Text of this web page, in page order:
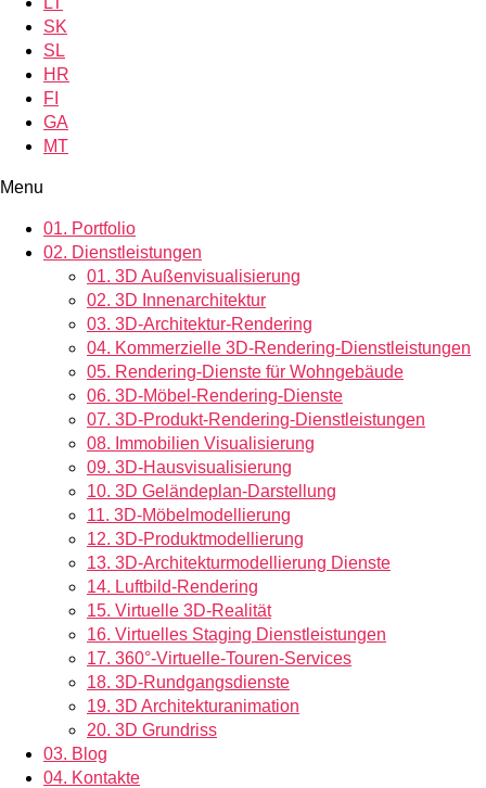
SK
SL
HR
FI
GA
MT
Menu
01. Portfolio
02. Dienstleistungen
01. 3D Außenvisualisierung
02. 3D Innenarchitektur
03. 3D-Architektur-Rendering
04. Kommerzielle 3D-Rendering-Dienstleistungen
05. Rendering-Dienste für Wohngebäude
06. 3D-Möbel-Rendering-Dienste
07. 3D-Produkt-Rendering-Dienstleistungen
08. Immobilien Visualisierung
09. 3D-Hausvisualisierung
10. 3D Geländeplan-Darstellung
11. 3D-Möbelmodellierung
12. 3D-Produktmodellierung
13. 3D-Architekturmodellierung Dienste
14. Luftbild-Rendering
15. Virtuelle 3D-Realität
16. Virtuelles Staging Dienstleistungen
17. 360°-Virtuelle-Touren-Services
18. 3D-Rundgangsdienste
19. 3D Architekturanimation
20. 3D Grundriss
03. Blog
04. Kontakte